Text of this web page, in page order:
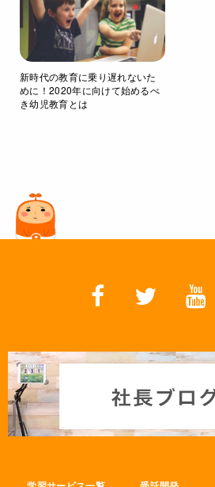
新時代の教育に乗り遅れないた
めに！2020年に向けて始めるべ
き幼児教育とは